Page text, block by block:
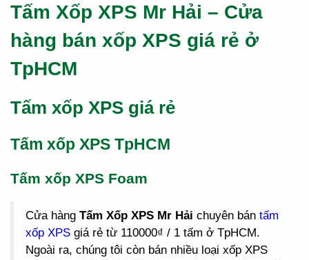
Tấm Xốp XPS Mr Hải – Cửa
hàng bán xốp XPS giá rẻ ở
TpHCM
Tấm xốp XPS giá rẻ
Tấm xốp XPS TpHCM
Tấm xốp XPS Foam
Cửa hàng Tấm Xốp XPS Mr Hải chuyên bán tấm
xốp XPS giá rẻ từ 110000₫ / 1 tấm ở TpHCM.
Ngoài ra, chúng tôi còn bán nhiều loại xốp XPS